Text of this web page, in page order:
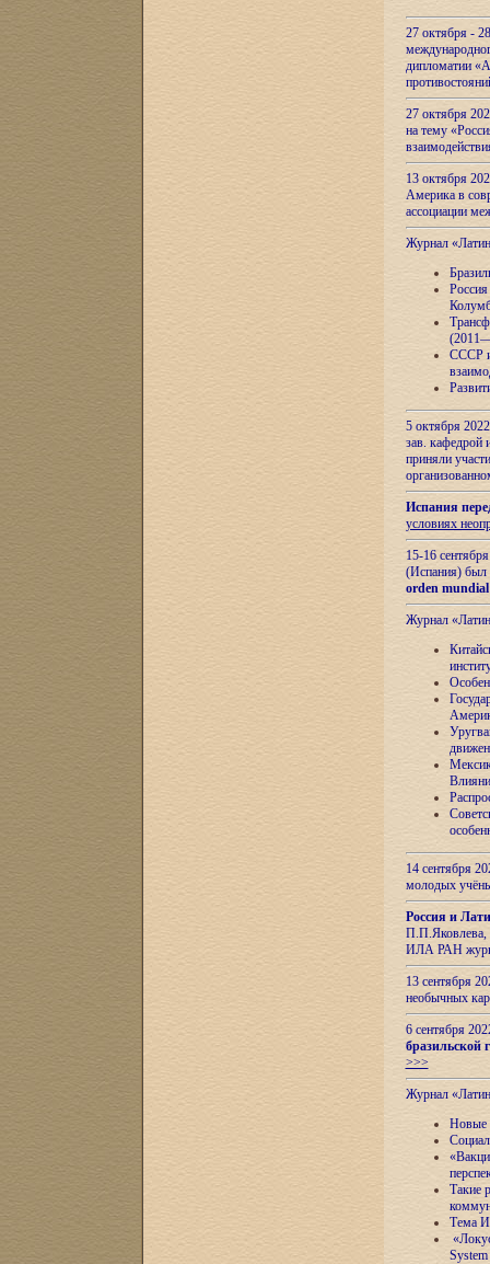
27 октября -
дипломатии
27 октября
на тему
13 октября
Америка в
ассоциации
Журнал
СССР и
5 октября
зав.
приняли
Испания
условиях
15-16
(Испания) был
orden
Журнал
14 сентября
молодых
Россия и
П.П.Яковлева,
ИЛА РАН
13 сентября
необычных
6 сентября
бразильской
>>>
Журнал
Новые
Такие
Тема